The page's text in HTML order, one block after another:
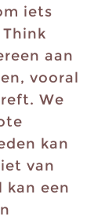
iets
aan
vooral
We
kan
van
kan een